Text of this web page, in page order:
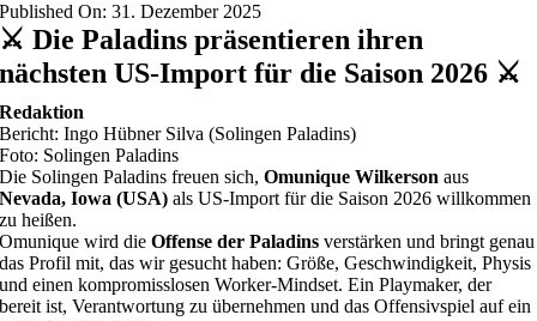
Published On: 31. Dezember 2025
⚔️ Die Paladins präsentieren ihren
nächsten US-Import für die Saison 2026 ⚔️
Redaktion
Bericht: Ingo Hübner Silva (Solingen Paladins)
Foto: Solingen Paladins
Die Solingen Paladins freuen sich,Omunique Wilkerson aus
Nevada, Iowa (USA) als US-Import für die Saison 2026 willkommen
zu heißen.
Omunique wird dieOffense der Paladins verstärken und bringt genau
das Profil mit, das wir gesucht haben: Größe, Geschwindigkeit, Physis
und einen kompromisslosen Worker-Mindset. Ein Playmaker, der
bereit ist, Verantwortung zu übernehmen und das Offensivspiel auf ein